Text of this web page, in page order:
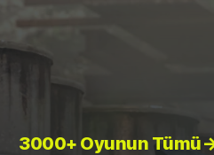
3000+ Oyunun